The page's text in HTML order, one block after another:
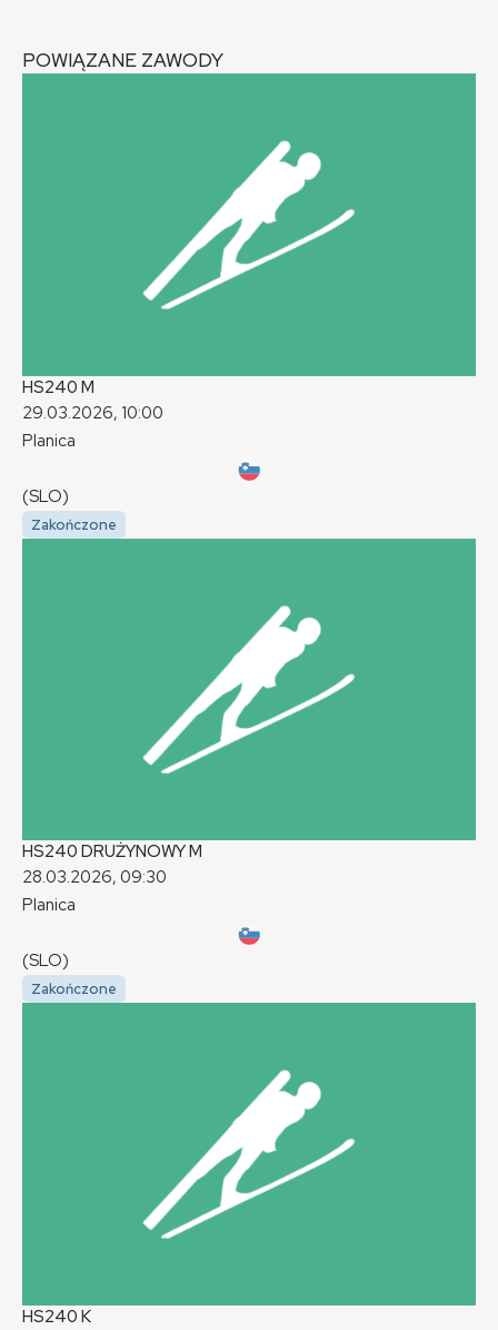
POWIĄZANE ZAWODY
HS240 M
29.03.2026, 10:00
Planica
(SLO)
Zakończone
HS240 DRUŻYNOWYM
28.03.2026, 09:30
Planica
(SLO)
Zakończone
HS240 K